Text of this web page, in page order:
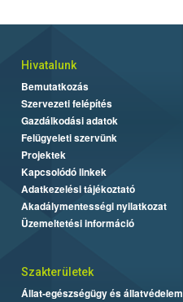
Hivatalunk
Bemutatkozás
Szervezeti felépítés
Gazdálkodási adatok
Felügyeleti szervünk
Projektek
Kapcsolódó linkek
Adatkezelési tájékoztató
Akadálymentességi nyilatkozat
Üzemeltetési információ
Szakterületek
Állat-egészségügy és állatvédelem